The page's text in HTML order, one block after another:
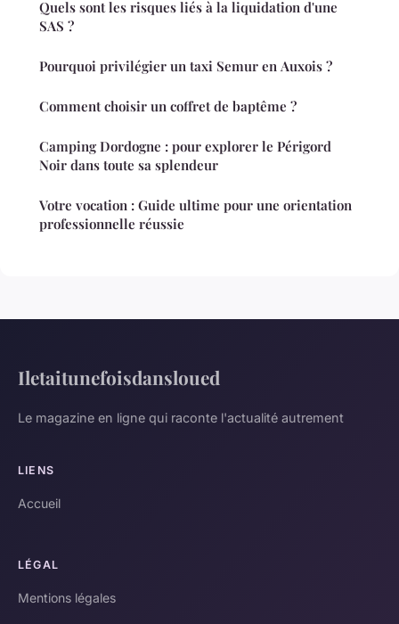
Quels sont les risques liés à la liquidation d'une
SAS ?
Pourquoi privilégier un taxi Semur en Auxois ?
Comment choisir un coffret de baptême ?
Camping Dordogne : pour explorer le Périgord
Noir dans toute sa splendeur
Votre vocation : Guide ultime pour une orientation
professionnelle réussie
Iletaitunefoisdansloued
Le magazine en ligne qui raconte l'actualité autrement
LIENS
Accueil
LÉGAL
Mentions légales